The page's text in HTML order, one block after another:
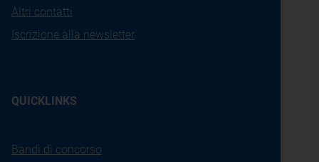
Altri contatti
Iscrizione alla newsletter
QUICKLINKS
Bandi di concorso